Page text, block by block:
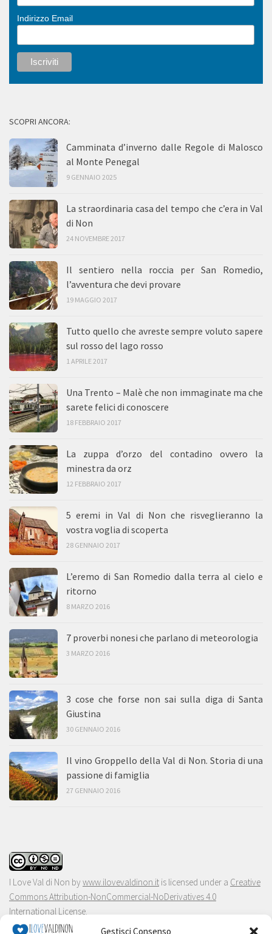
Gestisci Consenso
Indirizzo Email
SCOPRI ANCORA:
Camminata d’inverno dalle Regole di Malosco
al Monte Penegal
9 GENNAIO 2025
La straordinaria casa del tempo che c’era in Val
di Non
24 NOVEMBRE 2017
Il sentiero nella roccia per San Romedio,
l’avventura che devi provare
19 MAGGIO 2017
Tutto quello che avreste sempre voluto sapere
sul rosso del lago rosso
1 APRILE 2017
Una Trento – Malè che non immaginate ma che
sarete felici di conoscere
18 FEBBRAIO 2017
La zuppa d’orzo del contadino ovvero la
minestra da orz
12 FEBBRAIO 2017
5 eremi in Val di Non che risveglieranno la
vostra voglia di scoperta
28 GENNAIO 2017
L’eremo di San Romedio dalla terra al cielo e
ritorno
8 MARZO 2016
7 proverbi nonesi che parlano di meteorologia
3 MARZO 2016
3 cose che forse non sai sulla diga di Santa
Giustina
30 GENNAIO 2016
Il vino Groppello della Val di Non. Storia di una
passione di famiglia
27 GENNAIO 2016
I Love Val di Non bywww.ilovevaldinon.it is licensed under a Creative
Commons Attribution-NonCommercial-NoDerivatives 4.0
International License.